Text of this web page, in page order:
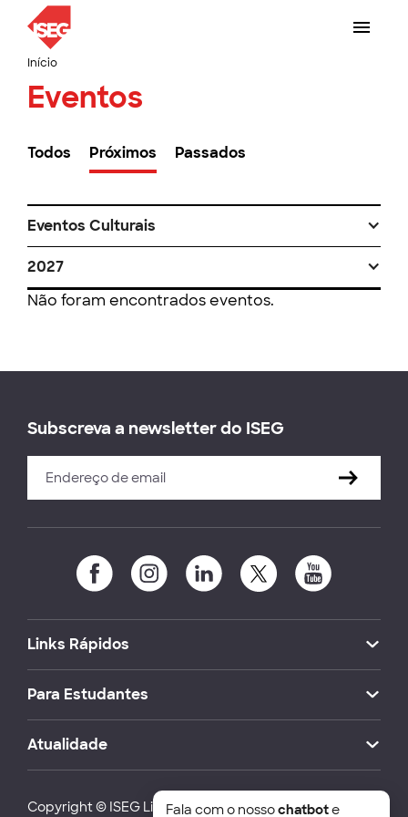
Início
Eventos
Todos Próximos Passados
Eventos Culturais
2027
Não foram encontrados eventos.
Subscreva a newsletter do ISEG
Links Rápidos
Para Estudantes
Atualidade
Copyright © ISEG Lisbon School of Economics and
Fala com o nossochatbote